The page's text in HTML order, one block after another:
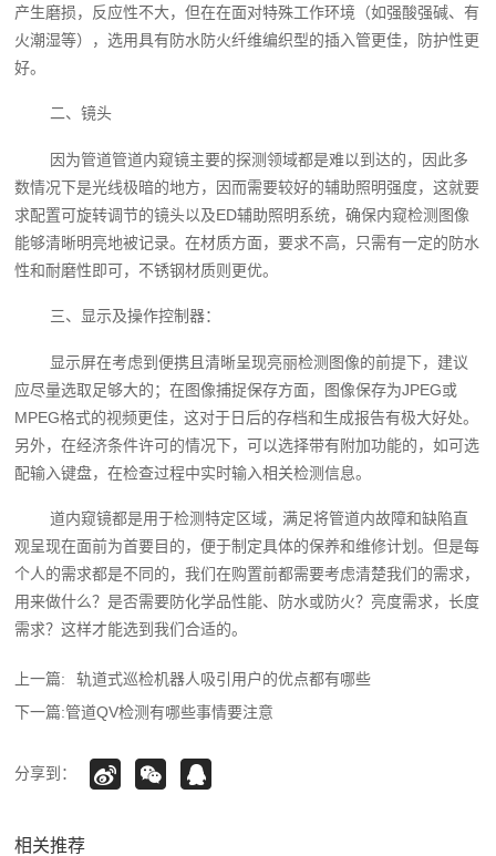
产生磨损，反应性不大，但在在面对特殊工作环境（如强酸强碱、有
火潮湿等），选用具有防水防火纤维编织型的插入管更佳，防护性更
好。
二、镜头
因为管道管道内窥镜主要的探测领域都是难以到达的，因此多
数情况下是光线极暗的地方，因而需要较好的辅助照明强度，这就要
求配置可旋转调节的镜头以及ED辅助照明系统，确保内窥检测图像
能够清晰明亮地被记录。在材质方面，要求不高，只需有一定的防水
性和耐磨性即可，不锈钢材质则更优。
三、显示及操作控制器：
显示屏在考虑到便携且清晰呈现亮丽检测图像的前提下，建议
应尽量选取足够大的；在图像捕捉保存方面，图像保存为JPEG或
MPEG格式的视频更佳，这对于日后的存档和生成报告有极大好处。
另外，在经济条件许可的情况下，可以选择带有附加功能的，如可选
配输入键盘，在检查过程中实时输入相关检测信息。
道内窥镜都是用于检测特定区域，满足将管道内故障和缺陷直
观呈现在面前为首要目的，便于制定具体的保养和维修计划。但是每
个人的需求都是不同的，我们在购置前都需要考虑清楚我们的需求，
用来做什么？是否需要防化学品性能、防水或防火？亮度需求，长度
需求？这样才能选到我们合适的。
上一篇:
轨道式巡检机器人吸引用户的优点都有哪些
下一篇:管道QV检测有哪些事情要注意
分享到：
相关推荐